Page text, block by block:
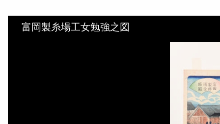
富岡製糸場工女勉強之図